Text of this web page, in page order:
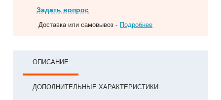
Задать вопрос
Доставка или самовывоз - Подробнее
ОПИСАНИЕ
ДОПОЛНИТЕЛЬНЫЕ ХАРАКТЕРИСТИКИ